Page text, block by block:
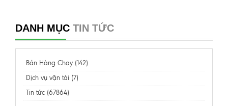
DANH MỤC TIN TỨC
Bán Hàng Chạy (142)
Dịch vụ vận tải (7)
Tin tức (67864)